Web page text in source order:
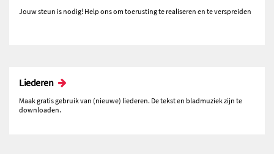
Jouw steun is nodig! Help ons om toerusting te realiseren en te verspreiden
Liederen
Maak gratis gebruik van (nieuwe) liederen. De tekst en bladmuziek zijn te
downloaden.